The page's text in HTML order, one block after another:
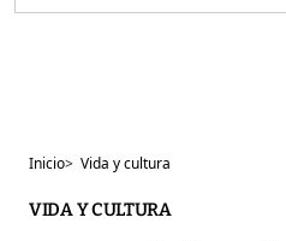
Inicio> Vida y cultura
VIDA Y CULTURA